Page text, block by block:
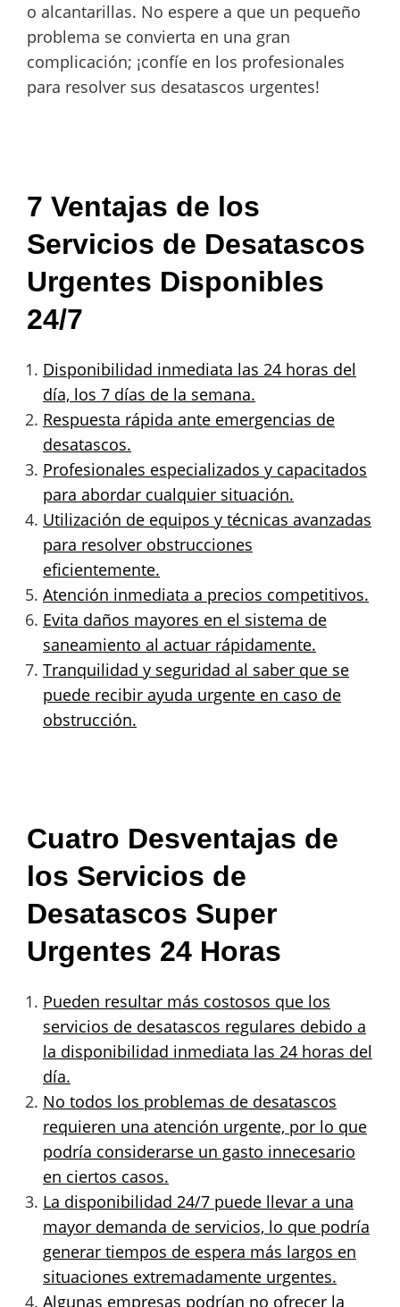
o alcantarillas. No espere a que un pequeño
problema se convierta en una gran
complicación; ¡confíe en los profesionales
para resolver sus desatascos urgentes!
7 Ventajas de los
Servicios de Desatascos
Urgentes Disponibles
24/7
Disponibilidad inmediata las 24 horas del
día, los 7 días de la semana.
Respuesta rápida ante emergencias de
desatascos.
Profesionales especializados y capacitados
para abordar cualquier situación.
Utilización de equipos y técnicas avanzadas
para resolver obstrucciones
eficientemente.
Atención inmediata a precios competitivos.
Evita daños mayores en el sistema de
saneamiento al actuar rápidamente.
Tranquilidad y seguridad al saber que se
puede recibir ayuda urgente en caso de
obstrucción.
Cuatro Desventajas de
los Servicios de
Desatascos Super
Urgentes 24 Horas
Pueden resultar más costosos que los
servicios de desatascos regulares debido a
la disponibilidad inmediata las 24 horas del
día.
No todos los problemas de desatascos
requieren una atención urgente, por lo que
podría considerarse un gasto innecesario
en ciertos casos.
La disponibilidad 24/7 puede llevar a una
mayor demanda de servicios, lo que podría
generar tiempos de espera más largos en
situaciones extremadamente urgentes.
Algunas empresas podrían no ofrecer la